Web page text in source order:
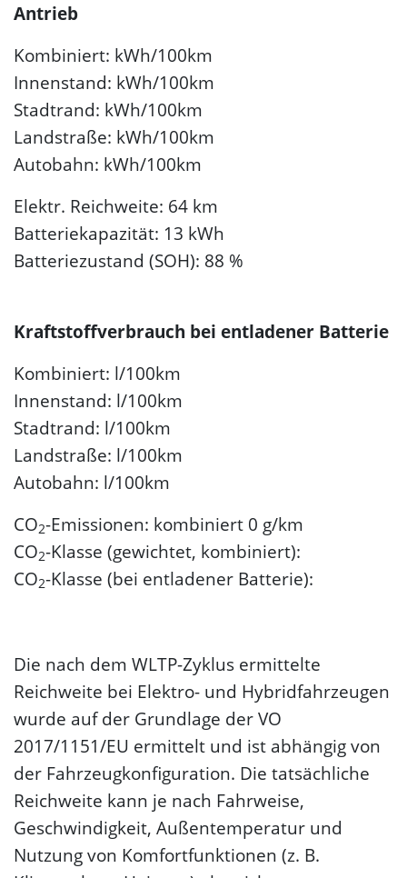
Antrieb
Kombiniert: kWh/100km
Innenstand: kWh/100km
Stadtrand: kWh/100km
Landstraße: kWh/100km
Autobahn: kWh/100km
Elektr. Reichweite: 64 km
Batteriekapazität: 13 kWh
Batteriezustand (SOH): 88 %
Kraftstoffverbrauch bei entladener Batterie
Kombiniert: l/100km
Innenstand: l/100km
Stadtrand: l/100km
Landstraße: l/100km
Autobahn: l/100km
CO2-Emissionen: kombiniert 0 g/km
CO2-Klasse (gewichtet, kombiniert):
CO2-Klasse (bei entladener Batterie):
Die nach dem WLTP-Zyklus ermittelte
Reichweite bei Elektro- und Hybridfahrzeugen
wurde auf der Grundlage der VO
2017/1151/EU ermittelt und ist abhängig von
der Fahrzeugkonfiguration. Die tatsächliche
Reichweite kann je nach Fahrweise,
Geschwindigkeit, Außentemperatur und
Nutzung von Komfortfunktionen (z. B.